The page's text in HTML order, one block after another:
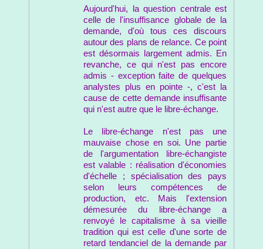
Aujourd'hui, la question centrale est
celle de l'insuffisance globale de la
demande, d'où tous ces discours
autour des plans de relance. Ce point
est désormais largement admis. En
revanche, ce qui n'est pas encore
admis - exception faite de quelques
analystes plus en pointe -, c'est la
cause de cette demande insuffisante
qui n'est autre que le libre-échange.
Le libre-échange n'est pas une
mauvaise chose en soi. Une partie
de l'argumentation libre-échangiste
est valable : réalisation d'économies
d'échelle ; spécialisation des pays
selon leurs compétences de
production, etc. Mais l'extension
démesurée du libre-échange a
renvoyé le capitalisme à sa vieille
tradition qui est celle d'une sorte de
retard tendanciel de la demande par